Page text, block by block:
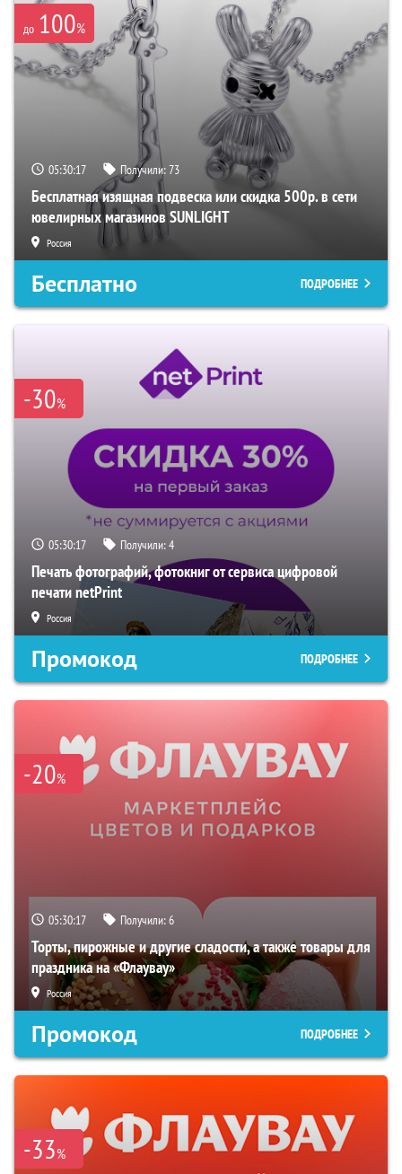
до 100%
05:30:16 Получили:73
Бесплатная изящная подвеска или скидка 500р. в сети
ювелирных магазинов SUNLIGHT
Россия
Бесплатно ПОДРОБНЕЕ
-30%
05:30:16 Получили:4
Печать фотографий, фотокниг от сервиса цифровой
печати netPrint
Россия
Промокод ПОДРОБНЕЕ
-20%
05:30:16 Получили:6
Торты, пирожные и другие сладости, а также товары для
праздника на «Флаувау»
Россия
Промокод ПОДРОБНЕЕ
-33%